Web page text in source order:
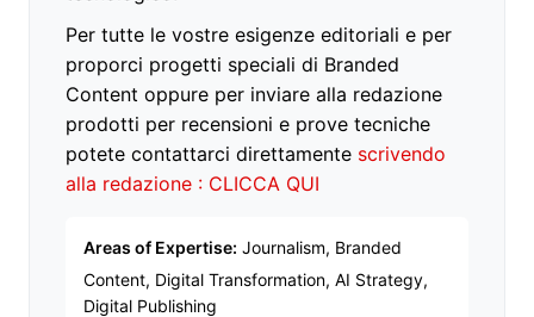
Per tutte le vostre esigenze editoriali e per
proporci progetti speciali di Branded
Content oppure per inviare alla redazione
prodotti per recensioni e prove tecniche
potete contattarci direttamente scrivendo
alla redazione : CLICCA QUI
Areas of Expertise: Journalism, Branded
Content, Digital Transformation, AI Strategy,
Digital Publishing